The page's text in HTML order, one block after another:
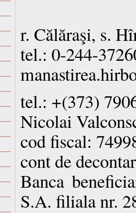
r. Călăraşi, s.
tel.: 0-244-
tel.: +(373)
Nicolai
cod fiscal:
cont de
Banca
S.A. filiala nr.